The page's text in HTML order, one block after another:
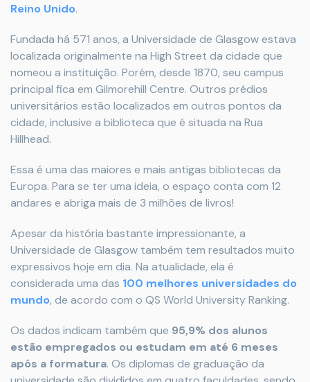
Reino Unido.
Fundada há 571 anos, a Universidade de Glasgow estava
localizada originalmente na High Street da cidade que
nomeou a instituição. Porém, desde 1870, seu campus
principal fica em Gilmorehill Centre. Outros prédios
universitários estão localizados em outros pontos da
cidade, inclusive a biblioteca que é situada na Rua
Hillhead.
Essa é uma das maiores e mais antigas bibliotecas da
Europa. Para se ter uma ideia, o espaço conta com 12
andares e abriga mais de 3 milhões de livros!
Apesar da história bastante impressionante, a
Universidade de Glasgow também tem resultados muito
expressivos hoje em dia. Na atualidade, ela é
considerada uma das 100 melhores universidades do
mundo, de acordo com o QS World University Ranking.
Os dados indicam também que 95,9% dos alunos
estão empregados ou estudam em até 6 meses
após a formatura. Os diplomas de graduação da